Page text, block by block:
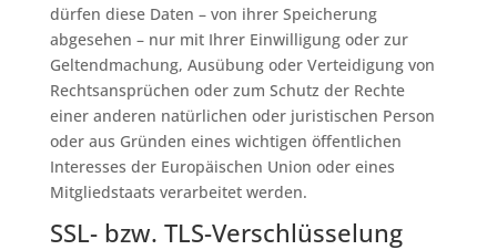
dürfen diese Daten – von ihrer Speicherung
abgesehen – nur mit Ihrer Einwilligung oder zur
Geltendmachung, Ausübung oder Verteidigung von
Rechtsansprüchen oder zum Schutz der Rechte
einer anderen natürlichen oder juristischen Person
oder aus Gründen eines wichtigen öffentlichen
Interesses der Europäischen Union oder eines
Mitgliedstaats verarbeitet werden.
SSL- bzw. TLS-Verschlüsselung